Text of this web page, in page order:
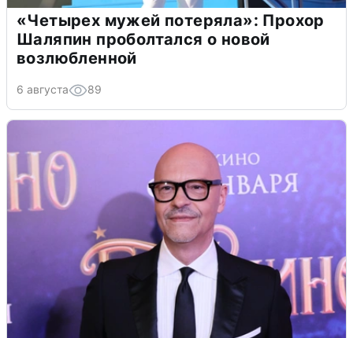
«Четырех мужей потеряла»: Прохор
Шаляпин проболтался о новой
возлюбленной
6 августа 89